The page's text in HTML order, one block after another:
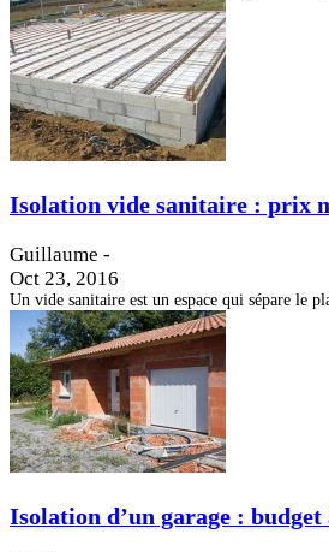
Isolation vide sanitaire : prix
Guillaume -
Oct 23, 2016
Un vide sanitaire est un espace qui sépare le
Isolation d’un garage :